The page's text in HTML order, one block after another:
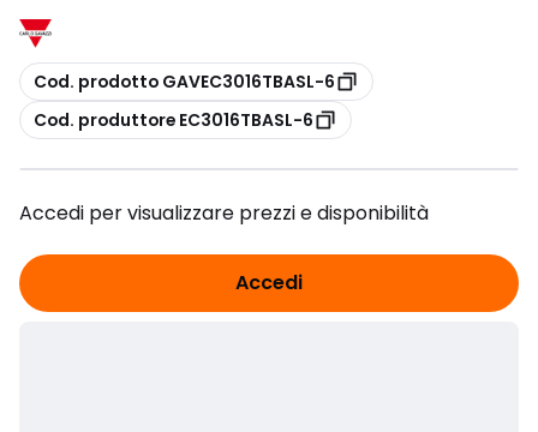
copia
Cod. prodotto GAVEC3016TBASL-6
copia
Cod. produttore EC3016TBASL-6
Accedi per visualizzare prezzi e disponibilità
Accedi